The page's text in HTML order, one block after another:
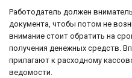
Работодатель должен
документа, чтобы потом не
внимание стоит обратить на
получения денежных средств.
прилагают к расходному
ведомости.